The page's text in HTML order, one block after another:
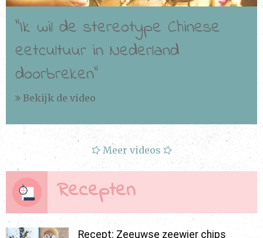
“Ik wil de stereotype Chinese
eetcultuur in Nederland
doorbreken”
Bekijk de video
Meer videos
Recepten
Recept: Zeeuwse zeewier chips